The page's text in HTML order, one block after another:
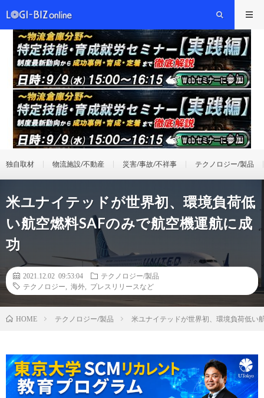
独自取材 物流施設/不動産 災害/事故/不祥事 テクノロジー/製品
米ユナイテッドが世界初、環境負荷低
い航空燃料SAFのみで航空機運航に成
功
2021.12.02 09:53:04
テクノロジー/製品
テクノロジー
海外 プレスリリースなど
HOME テクノロジー/製品 米ユナイテッドが世界初、環境負荷低い